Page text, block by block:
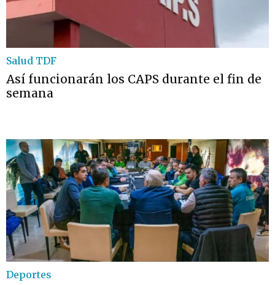
Salud TDF
Así funcionarán los CAPS durante el fin de
semana
Deportes